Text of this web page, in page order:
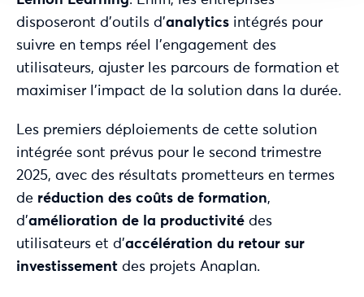
disposeront d’outils d’analytics intégrés pour
suivre en temps réel l’engagement des
utilisateurs, ajuster les parcours de formation et
maximiser l’impact de la solution dans la durée.
Les premiers déploiements de cette solution
intégrée sont prévus pour le second trimestre
2025, avec des résultats prometteurs en termes
de réduction des coûts de formation,
d’amélioration de la productivité des
utilisateurs et d’accélération du retour sur
investissement des projets Anaplan.